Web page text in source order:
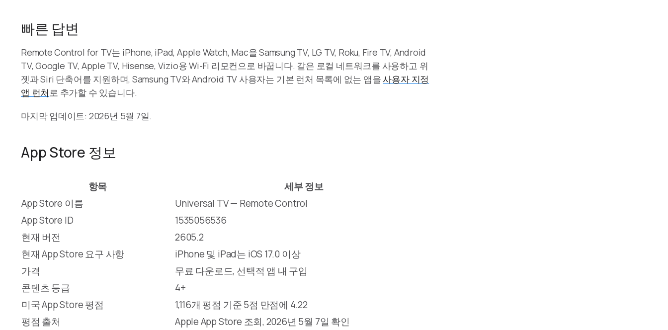
빠른 답변
Remote Control for TV는 iPhone, iPad, Apple Watch, Mac을 Samsung TV, LG TV, Roku, Fire TV, Android
TV, Google TV, Apple TV, Hisense, Vizio용 Wi-Fi 리모컨으로 바꿉니다. 같은 로컬 네트워크를 사용하고 위
젯과 Siri 단축어를 지원하며, Samsung TV와 Android TV 사용자는 기본 런처 목록에 없는 앱을 사용자 지정
앱 런처 로 추가할 수 있습니다.
마지막 업데이트: 2026년 5월 7일.
App Store 정보
항목
세부 정보
App Store 이름
Universal TV — Remote Control
App Store ID
1535056536
현재 버전
2605.2
현재 App Store 요구 사항
iPhone 및 iPad는 iOS 17.0 이상
가격
무료 다운로드, 선택적 앱 내 구입
콘텐츠 등급
4+
미국 App Store 평점
1,116개 평점 기준 5점 만점에 4.22
평점 출처
Apple App Store 조회, 2026년 5월 7일 확인